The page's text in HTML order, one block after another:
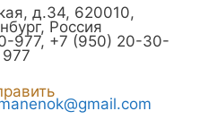
д.34, 620010,
, Россия
977, +7 (950) 20-30-
977